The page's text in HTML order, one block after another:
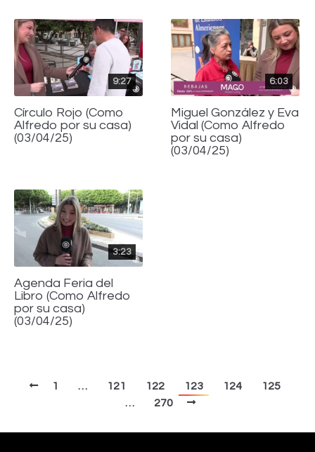
9:27
Círculo Rojo (Como
Alfredo por su casa)
(03/04/25)
6:03
Miguel González y Eva
Vidal (Como Alfredo
por su casa)
(03/04/25)
3:23
Agenda Feria del
Libro (Como Alfredo
por su casa)
(03/04/25)
1 … 121 122 123 124
125
…
270